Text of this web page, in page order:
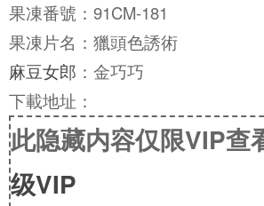
果凍番號：91CM-181
果凍片名：獵頭色誘術
麻豆女郎 ：金巧巧
下載地址：
此隐藏内容仅限VIP查
级VIP